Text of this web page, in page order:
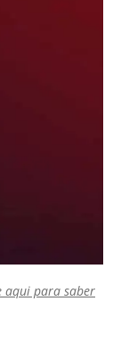
aqui para saber